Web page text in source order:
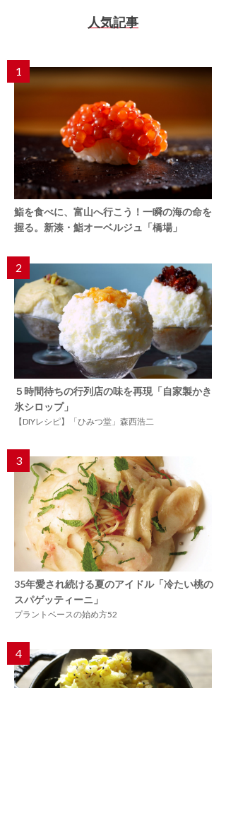
人気記事
1
鮨を食べに、富山へ行こう！一瞬の海の命を
握る。新湊・鮨オーベルジュ「橋場」
2
５時間待ちの行列店の味を再現「自家製かき
氷シロップ」
【DIYレシピ】「ひみつ堂」森西浩二
3
35年愛され続ける夏のアイドル「冷たい桃の
スパゲッティーニ」
プラントベースの始め方52
4